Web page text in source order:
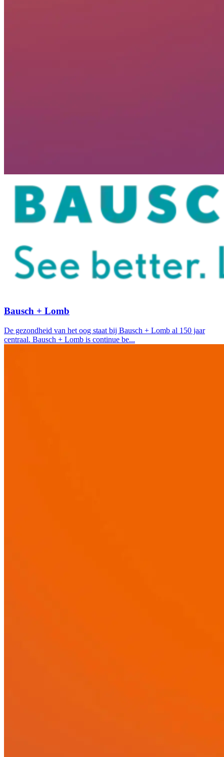
Bausch + Lomb
De gezondheid van het oog staat bij Bausch + Lomb al 150 jaar
centraal. Bausch + Lomb is continue be...